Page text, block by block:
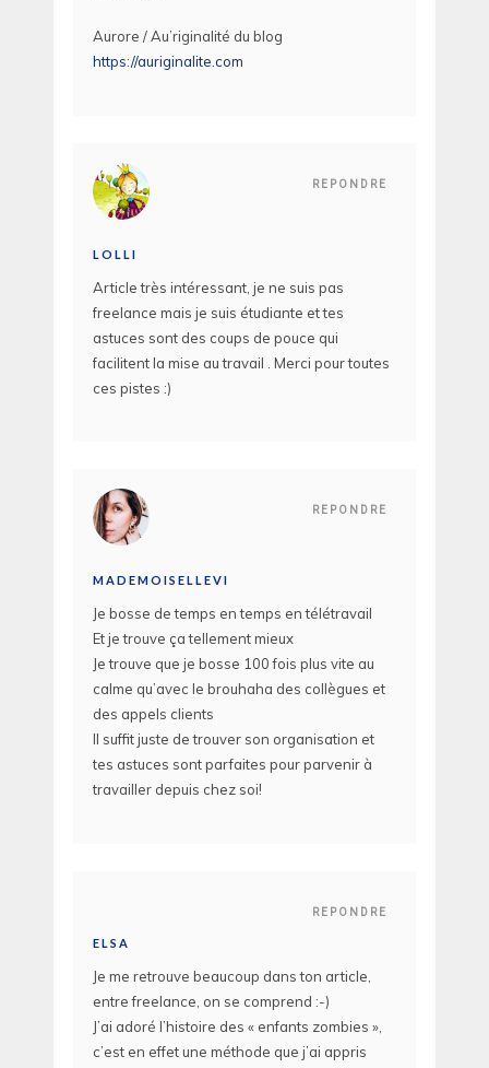
Aurore / Au’riginalité du blog
https://auriginalite.com
REPONDRE
LOLLI
Article très intéressant, je ne suis pas
freelance mais je suis étudiante et tes
astuces sont des coups de pouce qui
facilitent la mise au travail . Merci pour toutes
ces pistes :)
REPONDRE
MADEMOISELLEVI
Je bosse de temps en temps en télétravail
Et je trouve ça tellement mieux
Je trouve que je bosse 100 fois plus vite au
calme qu’avec le brouhaha des collègues et
des appels clients
Il suffit juste de trouver son organisation et
tes astuces sont parfaites pour parvenir à
travailler depuis chez soi!
REPONDRE
ELSA
Je me retrouve beaucoup dans ton article,
entre freelance, on se comprend :-)
J’ai adoré l’histoire des « enfants zombies »,
c’est en effet une méthode que j’ai appris